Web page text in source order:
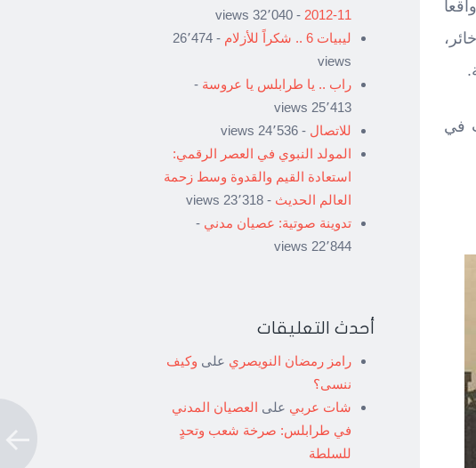
في
11-2012
- 32٬040 views
ليبيات 6 .. شكراً للأزلام
- 26٬474
views
راب .. يا طرابلس يا عروسة -
25٬413 views
للاتصال - 24٬536 views
المولد النبوي في العصر الرقمي:
استعادة القيم والقدوة وسط زحمة
العالم الحديث - 23٬318 views
تدوينة صوتية: عصيان مدني -
22٬844 views
أحدث التعليقات
رامز رمضان النويصري على وكيف
ننسى؟
شات عربي على العصيان المدني
في طرابلس: صرخة شعب وتحدٍ
للسلطة